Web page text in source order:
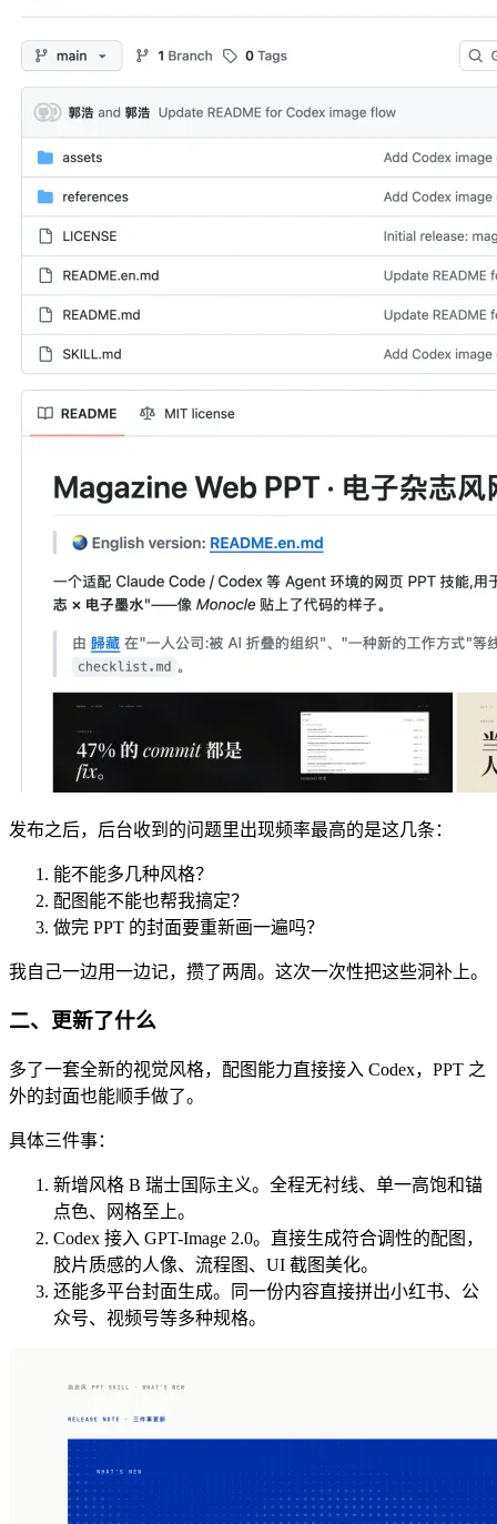
发布之后，后台收到的问题里出现频率最高的是这几条：
能不能多几种风格？
配图能不能也帮我搞定？
做完 PPT 的封面要重新画一遍吗？
我自己一边用一边记，攒了两周。这次一次性把这些洞补上。
二、更新了什么
多了一套全新的视觉风格，配图能力直接接入 Codex，PPT 之
外的封面也能顺手做了。
具体三件事：
新增风格 B 瑞士国际主义。全程无衬线、单一高饱和锚
点色、网格至上。
Codex 接入 GPT-Image 2.0。直接生成符合调性的配图，
胶片质感的人像、流程图、UI 截图美化。
还能多平台封面生成。同一份内容直接拼出小红书、公
众号、视频号等多种规格。